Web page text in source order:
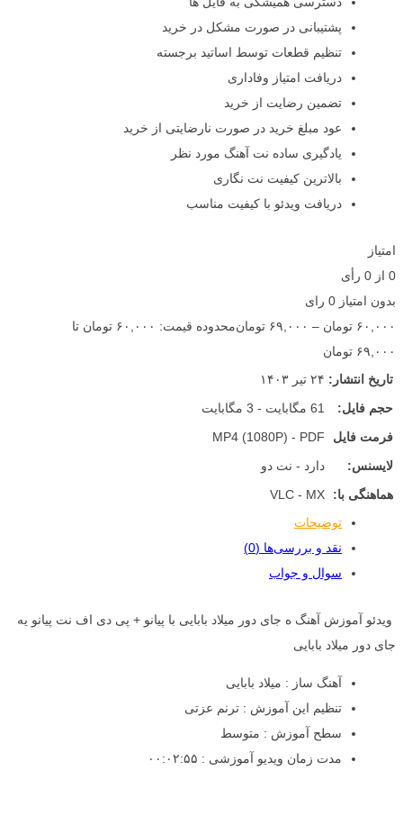
پشتیبانی در صورت مشکل در خرید
تنظیم قطعات توسط اساتید برجسته
دریافت امتیاز وفاداری
تضمین رضایت از خرید
عود مبلغ خرید در صورت نارضایتی از خرید
یادگیری ساده نت آهنگ مورد نظر
بالاترین کیفیت نت نگاری
دریافت ویدئو با کیفیت مناسب
امتیاز
0 از 0 رأی
بدون امتیاز 0 رای
۶۰,۰۰۰ تومان – ۶۹,۰۰۰ تومان
محدوده قیمت: ۶۰,۰۰۰ تومان تا
۶۹,۰۰۰ تومان
تاریخ انتشار: ۲۴ تیر ۱۴۰۳
حجم فایل:
61 مگابایت - 3 مگابایت
فرمت فایل
MP4 (1080P) - PDF
لایسنس:
دارد - نت دو
هماهنگی با:
VLC - MX
توضیحات
نقد و بررسی‌ها (0)
سوال و جواب
ویدئو آموزش آهنگ ه جای دور میلاد بابایی با پیانو + پی دی اف نت پیانو یه
جای دور میلاد بابایی
آهنگ ساز : میلاد بابایی
تنظیم این آموزش : ترنم عزتی
سطح آموزش : متوسط
مدت زمان ویدیو آموزشی : ۰۰:۰۲:۵۵